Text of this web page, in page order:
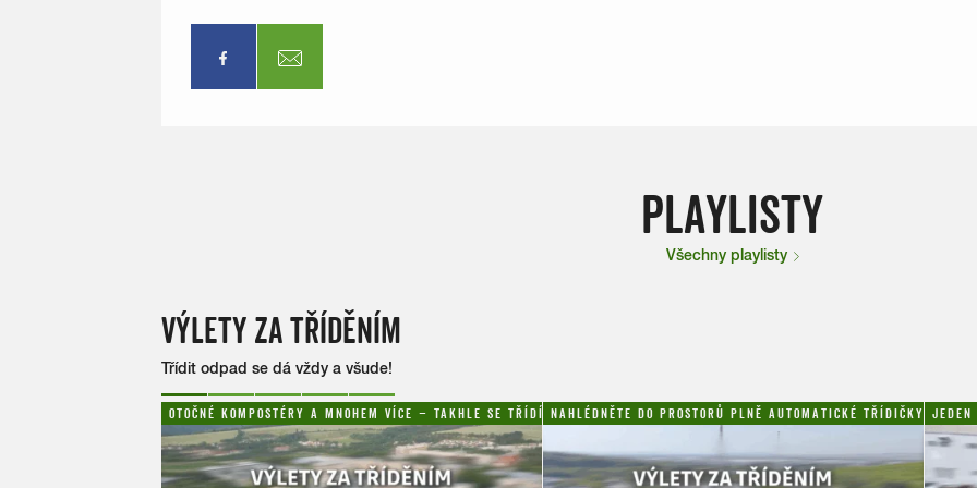
PLAYLISTY
Všechny playlisty
VÝLETY ZA TŘÍDĚNÍM
Třídit odpad se dá vždy a všude!
OTOČNÉ KOMPOSTÉRY A MNOHEM VÍCE – TAKHLE SE TŘÍDÍ NA ČZU!NAHLÉDNĚTE DO PROSTORŮ PLNĚ AUTOMATICKÉ TŘÍDIČKY SAKO
JEDEN
1 2 3 4 5